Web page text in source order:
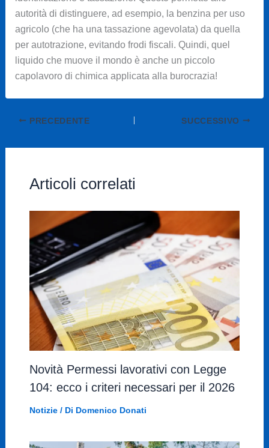
autorità di distinguere, ad esempio, la benzina per uso
agricolo (che ha una tassazione agevolata) da quella
per autotrazione, evitando frodi fiscali. Quindi, quel
liquido che muove il mondo è anche un piccolo
capolavoro di chimica applicata alla burocrazia!
PRECEDENTE SUCCESSIVO
Articoli correlati
Novità Permessi lavorativi con Legge
104: ecco i criteri necessari per il 2026
Notizie/ Di Domenico Donati